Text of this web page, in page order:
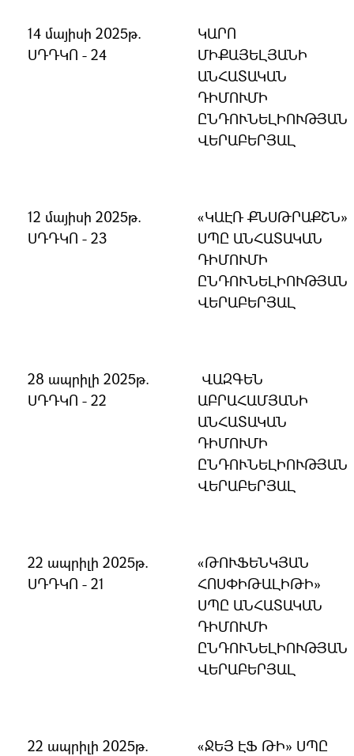
14 մայիսի 2025թ.
ՍԴԴԿՈ - 24
ԿԱՐՈ
ՄԻՔԱՅԵԼՅԱՆԻ
ԱՆՀԱՏԱԿԱՆ
ԴԻՄՈՒՄԻ
ԸՆԴՈՒՆԵԼԻՈՒԹՅԱՆ
ՎԵՐԱԲԵՐՅԱԼ
12 մայիսի 2025թ.
ՍԴԴԿՈ - 23
ԿԱԷՌ ՔՆՍԹՐԱՔՇՆ
ՍՊԸ ԱՆՀԱՏԱԿԱՆ
ԴԻՄՈՒՄԻ
ԸՆԴՈՒՆԵԼԻՈՒԹՅԱՆ
ՎԵՐԱԲԵՐՅԱԼ
28 ապրիլի 2025թ.
ՍԴԴԿՈ - 22
ՎԱԶԳԵՆ
ԱԲՐԱՀԱՄՅԱՆԻ
ԱՆՀԱՏԱԿԱՆ
ԴԻՄՈՒՄԻ
ԸՆԴՈՒՆԵԼԻՈՒԹՅԱՆ
ՎԵՐԱԲԵՐՅԱԼ
22 ապրիլի 2025թ.
ՍԴԴԿՈ - 21
«ԹՈՒՖԵՆԿՅԱՆ
ՀՈՍՓԻԹԱԼԻԹԻ»
ՍՊԸ ԱՆՀԱՏԱԿԱՆ
ԴԻՄՈՒՄԻ
ԸՆԴՈՒՆԵԼԻՈՒԹՅԱՆ
ՎԵՐԱԲԵՐՅԱԼ
22 ապրիլի 2025թ.
«ՋԵՅ ԷՖ ԹԻ» ՍՊԸ